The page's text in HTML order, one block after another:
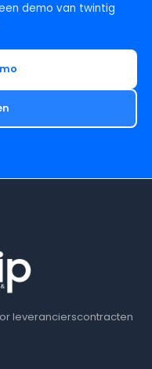
demo van twintig
leverancierscontracten